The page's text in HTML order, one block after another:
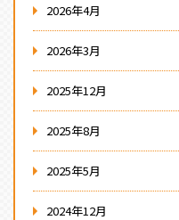
2026年4月
2026年3月
2025年12月
2025年8月
2025年5月
2024年12月